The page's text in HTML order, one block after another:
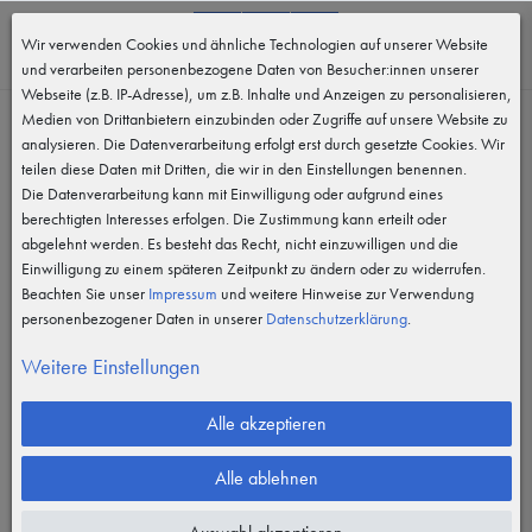
MENÜ
Wir verwenden Cookies und ähnliche Technologien auf unserer Website
und verarbeiten personenbezogene Daten von Besucher:innen unserer
Webseite (z.B. IP-Adresse), um z.B. Inhalte und Anzeigen zu personalisieren,
Medien von Drittanbietern einzubinden oder Zugriffe auf unsere Website zu
analysieren. Die Datenverarbeitung erfolgt erst durch gesetzte Cookies. Wir
teilen diese Daten mit Dritten, die wir in den Einstellungen benennen.
Die Datenverarbeitung kann mit Einwilligung oder aufgrund eines
berechtigten Interesses erfolgen. Die Zustimmung kann erteilt oder
abgelehnt werden. Es besteht das Recht, nicht einzuwilligen und die
Einwilligung zu einem späteren Zeitpunkt zu ändern oder zu widerrufen.
Beachten Sie unser Impressum und weitere Hinweise zur Verwendung
personenbezogener Daten in unserer Daten­schutz­erklärung.
Weitere Einstellungen
Alle akzeptieren
Alle ablehnen